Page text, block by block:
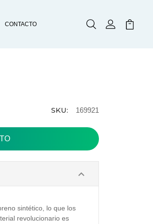
CONTACTO BuscarMi Cuenta
Mi
SKU: 169921
sintético, lo que los
revolucionario es